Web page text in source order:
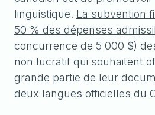
linguistique. La subvention
50 % des dépenses
concurrence de 5 000 $)
non lucratif qui souhaitent
grande partie de leur
deux langues officielles du